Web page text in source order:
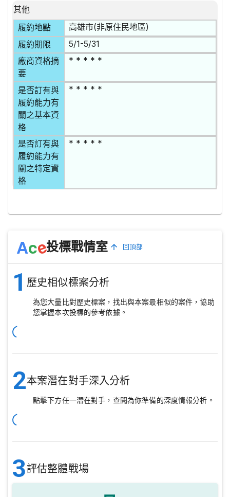
其他
履約地點
高雄市(非原住民地區)
履約期限 5/1-5/31
廠商資格摘
要
* * * * *
是否訂有與
履約能力有
關之基本資
格
* * * * *
是否訂有與
履約能力有
關之特定資
格
* * * * *
Ace投標戰情室 回頂部
1 歷史相似標案分析
為您大量比對歷史標案，找出與本案最相似的案件，協助
您掌握本次投標的參考依據。
2本案潛在對手深入分析
點擊下方任一潛在對手，查閱為你準備的深度情報分析。
3評估整體戰場